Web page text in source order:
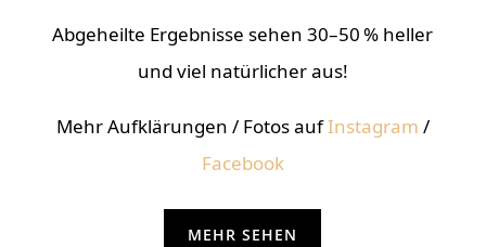
Abgeheilte Ergebnisse sehen 30–50 % heller
und viel natürlicher aus!
Mehr Aufklärungen / Fotos aufInstagram /
Facebook
MEHR SEHEN